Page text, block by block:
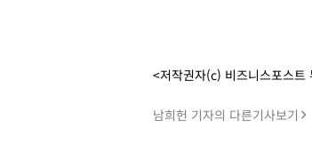
<저작권자(c) 비즈니스포스트
남희헌 기자의 다른기사보기